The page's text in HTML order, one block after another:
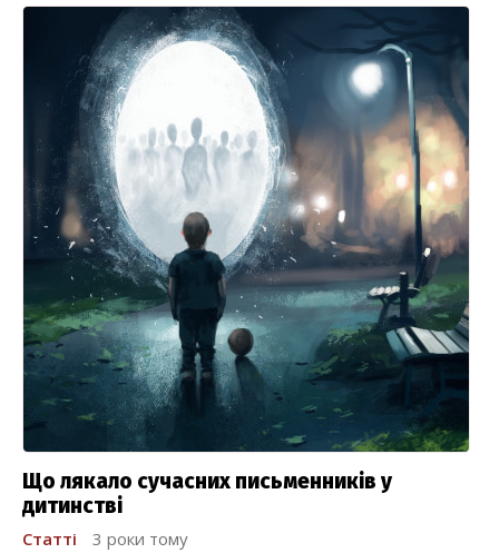
Що лякало сучасних письменників у
дитинстві
Статті
3 роки тому